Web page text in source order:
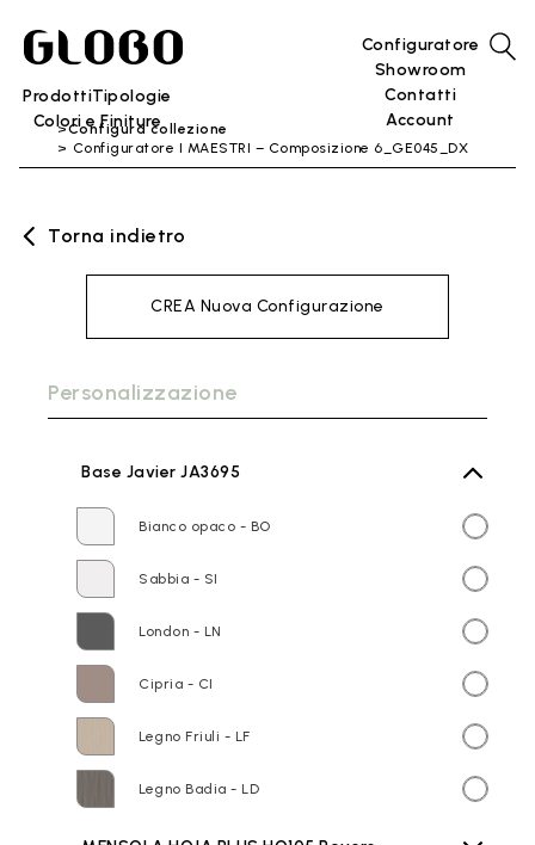
ProdottiTipologie
Colori e Finiture
Configuratore
Showroom
Contatti
Account
Configura collezione
Configuratore I MAESTRI – Composizione 6_GE045_DX
Torna indietro
CREA Nuova Configurazione
Personalizzazione
Base Javier JA3695
Bianco opaco - BO
Sabbia - SI
London - LN
Cipria - CI
Legno Friuli - LF
Legno Badia - LD